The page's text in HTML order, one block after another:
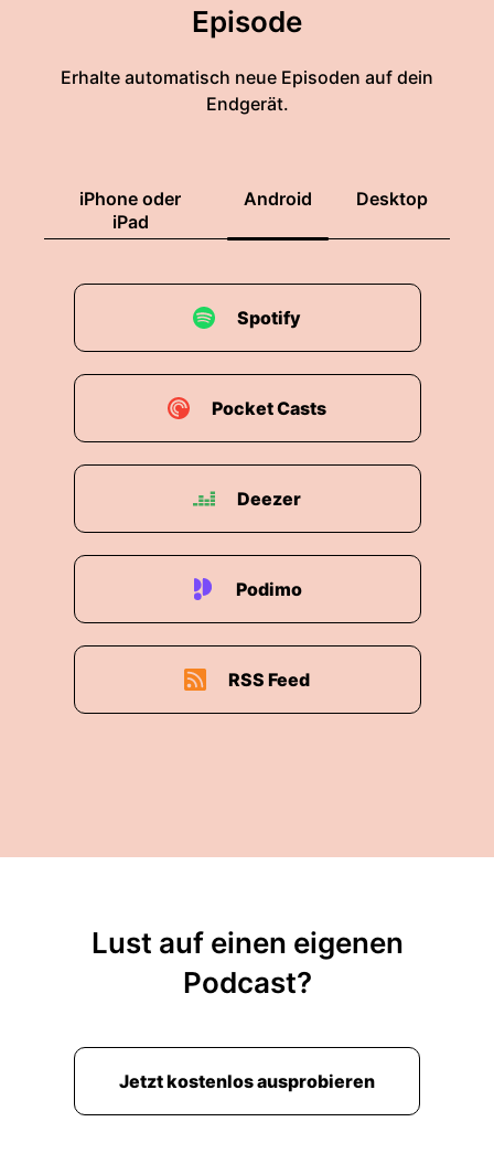
Episode
Erhalte automatisch neue Episoden auf dein
Endgerät.
iPhone oder
iPad
Android Desktop
Spotify
Pocket Casts
Deezer
Podimo
RSS Feed
Lust auf einen eigenen
Podcast?
Jetzt kostenlos ausprobieren